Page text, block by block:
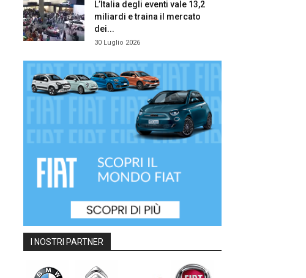
L’Italia degli eventi vale 13,2
miliardi e traina il mercato
dei...
30 Luglio 2026
I NOSTRI PARTNER